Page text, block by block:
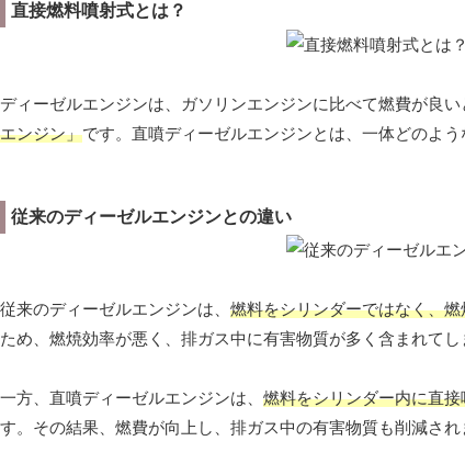
直接燃料噴射式とは？
ディーゼルエンジンは、ガソリンエンジンに比べて燃費が良
エンジン」です。直噴ディーゼルエンジンとは、一体どのよ
従来のディーゼルエンジンとの違い
従来のディーゼルエンジンは、 燃料をシリンダーではなく、
ため、燃焼効率が悪く、排ガス中に有害物質が多く含まれてし
一方、直噴ディーゼルエンジンは、 燃料をシリンダー内に直接
す。その結果、燃費が向上し、排ガス中の有害物質も削減され